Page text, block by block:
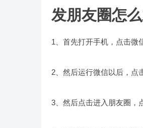
发朋友圈怎
1、首先打开手机，点击微
2、然后运行微信以后，点
3、然后点击进入朋友圈，